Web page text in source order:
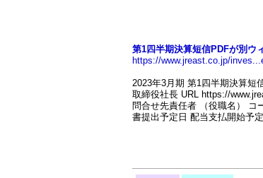
第1四半期決算短信PDFが別ウ
https://www.jreast.co.jp/
2023年3月期 第1四半期決算短
取締役社長 URL https://
問合せ先責任者 （役職名）
書提出予定日 配当支払開始予